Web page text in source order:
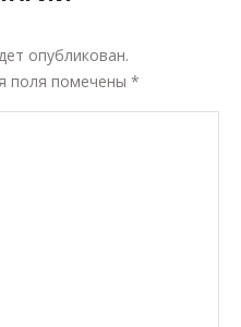
опубликован.
поля помечены *